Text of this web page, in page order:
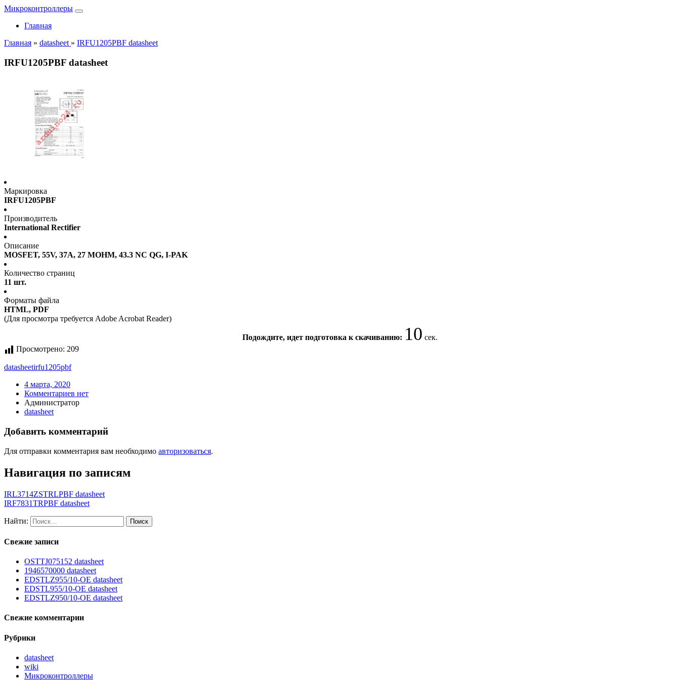
Микроконтроллеры
Главная
Главная » datasheet » IRFU1205PBF datasheet
IRFU1205PBF datasheet
Маркировка
IRFU1205PBF
Производитель
International Rectifier
Описание
MOSFET, 55V, 37A, 27 MOHM, 43.3 NC QG, I-PAK
Количество страниц
11 шт.
Форматы файла
HTML, PDF
(Для просмотра требуется Adobe Acrobat Reader)
Подождите, идет подготовка к скачиванию: 10 сек.
Просмотрено: 209
datasheetirfu1205pbf
4 марта, 2020
Комментариев нет
Администратор
datasheet
Добавить комментарий
Для отправки комментария вам необходимо авторизоваться.
Навигация по записям
IRL3714ZSTRLPBF datasheet
IRF7831TRPBF datasheet
Найти:
Свежие записи
OSTTJ075152 datasheet
1946570000 datasheet
EDSTLZ955/10-OE datasheet
EDSTL955/10-OE datasheet
EDSTLZ950/10-OE datasheet
Свежие комментарии
Рубрики
datasheet
wiki
Микроконтроллеры